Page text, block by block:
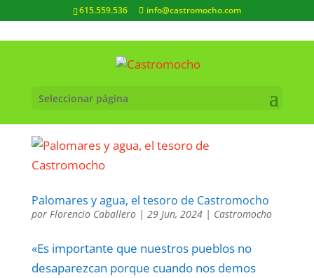
615.559.536 info@castromocho.com
Seleccionar página
Palomares y agua, el tesoro de Castromocho
por Florencio Caballero| 29 Jun, 2024| Castromocho
«Es importante que nuestros pueblos no
desaparezcan porque cuando nos demos